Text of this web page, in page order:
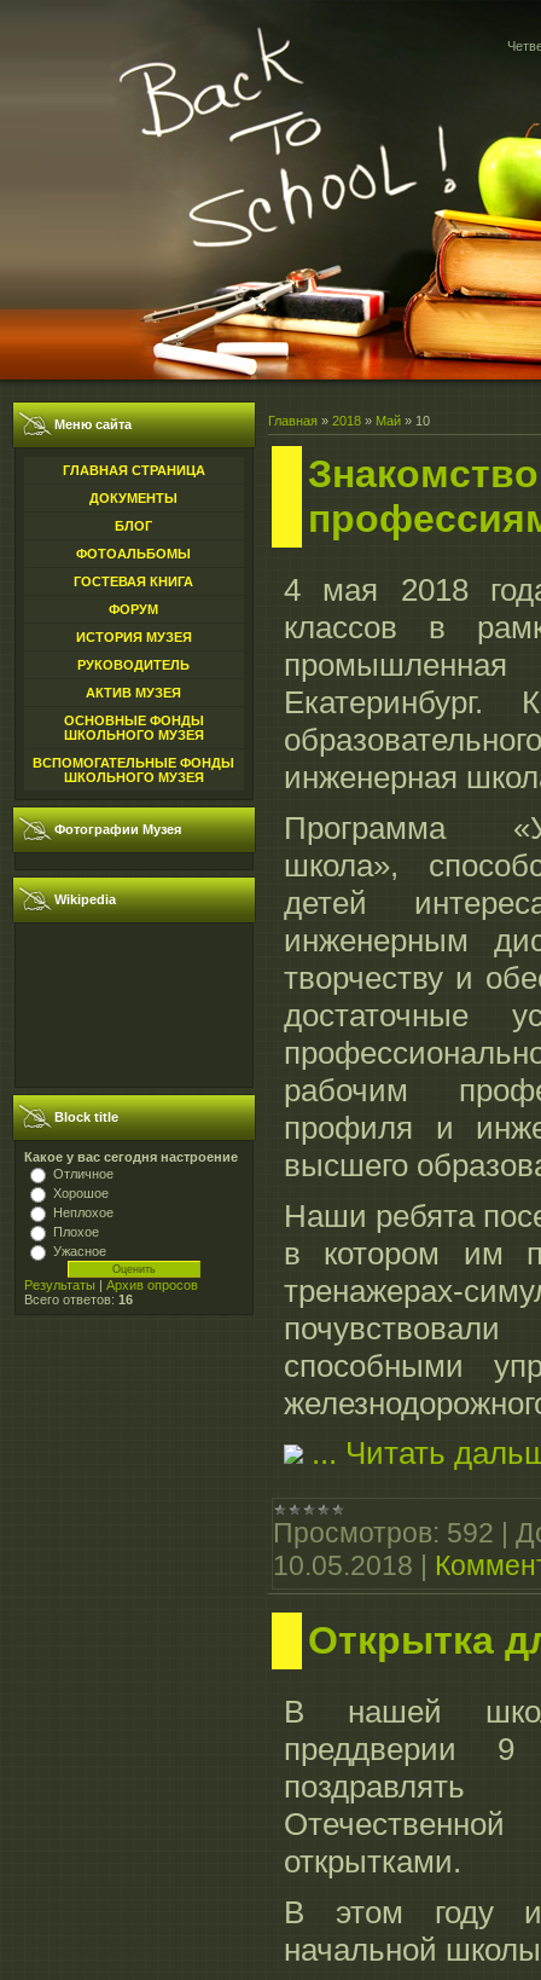
Меню сайта
ГЛАВНАЯ СТРАНИЦА
ДОКУМЕНТЫ
БЛОГ
ФОТОАЛЬБОМЫ
ГОСТЕВАЯ КНИГА
ФОРУМ
ИСТОРИЯ МУЗЕЯ
РУКОВОДИТЕЛЬ
АКТИВ МУЗЕЯ
ОСНОВНЫЕ ФОНДЫ
ШКОЛЬНОГО МУЗЕЯ
ВСПОМОГАТЕЛЬНЫЕ ФОНДЫ
ШКОЛЬНОГО МУЗЕЯ
Фотографии Музея
Wikipedia
Block title
Какое у вас сегодня настроение
Отличное
Хорошое
Неплохое
Плохое
Ужасное
Результаты | Архив опросов
Всего ответов: 16
Главная » 2018 » Май » 10
4 мая 2018
классов в
промышленная
Екатеринбург.
инженерная
Программа
школа»,
детей
инженерным
творчеству и
достаточные
рабочим
профиля и
высшего
Наши ребята
в котором им
тренажерах-
способными
... Читать
Просмотров: 592 |
10.05.2018 |
Открытка
В нашей
преддверии
открытками.
В этом году
начальной